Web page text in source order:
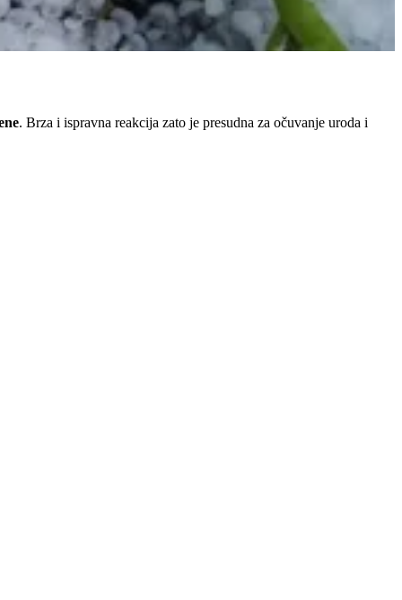
. Brza i ispravna reakcija zato je presudna za očuvanje uroda i